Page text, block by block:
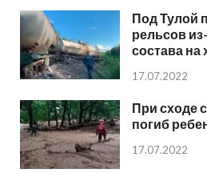
Под Тулой
рельсов
состава на
17.07.2022
При сходе
погиб
17.07.2022